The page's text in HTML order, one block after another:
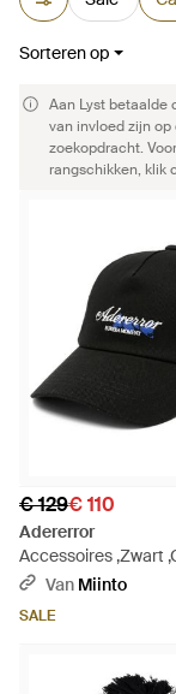
Sorteren op
Aan Lyst betaalde
van invloed zijn
zoekopdracht.
rangschikken, klik
€ 129€ 110
Adererror
Accessoires ,Zwart
Zwart
Van Miinto
SALE